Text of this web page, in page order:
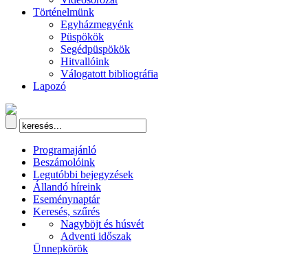
Történelmünk
Egyházmegyénk
Püspökök
Segédpüspökök
Hitvallóink
Válogatott bibliográfia
Lapozó
Programajánló
Beszámolóink
Legutóbbi bejegyzések
Állandó híreink
Eseménynaptár
Keresés, szűrés
Nagyböjt és húsvét
Adventi időszak
Ünnepkörök